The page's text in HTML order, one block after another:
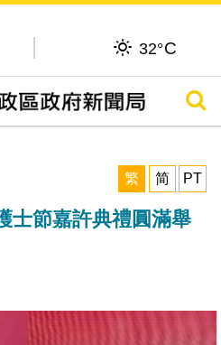
32°C
搜尋
繁
简 PT
士節嘉許典禮圓滿舉